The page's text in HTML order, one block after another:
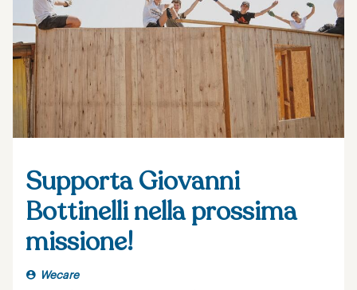
Supporta Giovanni
Bottinelli nella prossima
missione!
Wecare